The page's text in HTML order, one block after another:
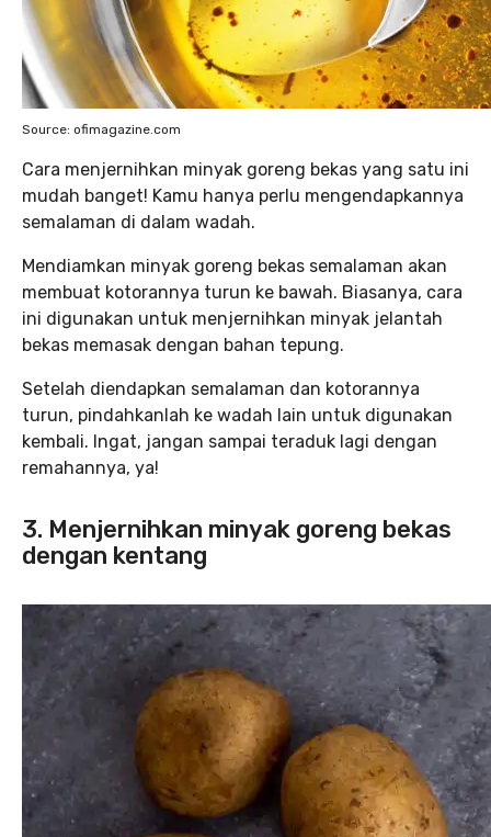
Source: ofimagazine.com
Cara menjernihkan minyak goreng bekas yang satu ini
mudah banget! Kamu hanya perlu mengendapkannya
semalaman di dalam wadah.
Mendiamkan minyak goreng bekas semalaman akan
membuat kotorannya turun ke bawah. Biasanya, cara
ini digunakan untuk menjernihkan minyak jelantah
bekas memasak dengan bahan tepung.
Setelah diendapkan semalaman dan kotorannya
turun, pindahkanlah ke wadah lain untuk digunakan
kembali. Ingat, jangan sampai teraduk lagi dengan
remahannya, ya!
3. Menjernihkan minyak goreng bekas
dengan kentang